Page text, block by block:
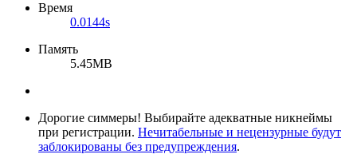
Время
0.0144s
Память
5.45MB
Дорогие симмеры! Выбирайте адекватные никнеймы
при регистрации. Нечитабельные и нецензурные будут
заблокированы без предупреждения.